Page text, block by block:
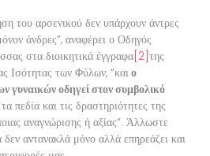
του αρσενικού δεν υπάρχουν άντρες
άνδρες”, αναφέρει ο Οδηγός
στα διοικητικά έγγραφα [2] της
Ισότητας των Φύλων, “καιο
γυναικών οδηγεί στον συμβολικό
πεδία και τις δραστηριότητες της
αναγνώρισης ή αξίας”. Άλλωστε
αντανακλά μόνο αλλά επηρεάζει και